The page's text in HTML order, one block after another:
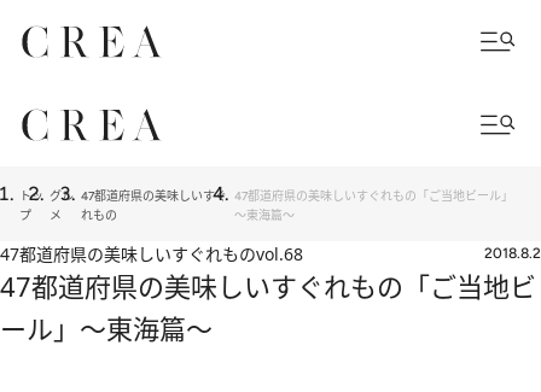
トッ
プ
グル
メ
47都道府県の美味しいすぐ
れもの
47都道府県の美味しいすぐれもの「ご当地ビール」
～東海篇～
47都道府県の美味しいすぐれものvol.68 2018.8.2
47都道府県の美味しいすぐれもの「ご当地ビ
ール」～東海篇～